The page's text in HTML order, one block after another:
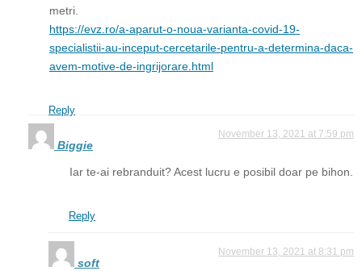
metri.
https://evz.ro/a-aparut-o-noua-varianta-covid-19-
specialistii-au-inceput-cercetarile-pentru-a-determina-daca-
avem-motive-de-ingrijorare.html
Reply
Biggie
November 13, 2021 at 7:59 pm
Iar te-ai rebranduit? Acest lucru e posibil doar pe bihon.
Reply
soft
November 13, 2021 at 8:31 pm